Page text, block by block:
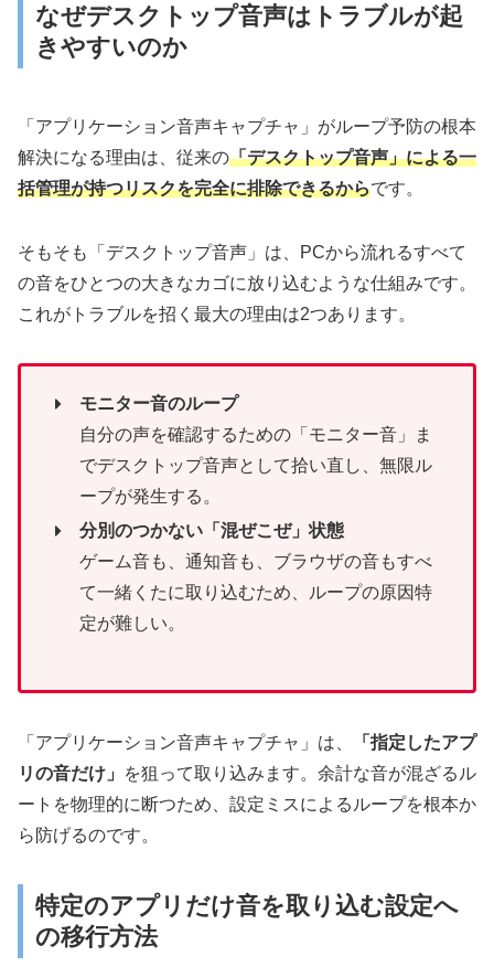
なぜデスクトップ音声はトラブルが起
きやすいのか
「アプリケーション音声キャプチャ」がループ予防の根本
解決になる理由は、従来の「デスクトップ音声」による一
括管理が持つリスクを完全に排除できるからです。
そもそも「デスクトップ音声」は、PCから流れるすべて
の音をひとつの大きなカゴに放り込むような仕組みです。
これがトラブルを招く最大の理由は2つあります。
モニター音のループ
自分の声を確認するための「モニター音」ま
でデスクトップ音声として拾い直し、無限ル
ープが発生する。
分別のつかない「混ぜこぜ」状態
ゲーム音も、通知音も、ブラウザの音もすべ
て一緒くたに取り込むため、ループの原因特
定が難しい。
「アプリケーション音声キャプチャ」は、
「指定したアプ
リの音だけ」
を狙って取り込みます。余計な音が混ざるル
ートを物理的に断つため、設定ミスによるループを根本か
ら防げるのです。
特定のアプリだけ音を取り込む設定へ
の移行方法